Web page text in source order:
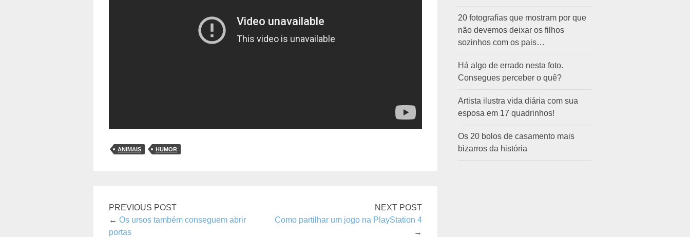
ANIMAIS HUMOR
PREVIOUS POST
← Os ursos também conseguem abrir
portas
NEXT POST
Como partilhar um jogo na PlayStation 4
→
20 fotografias que mostram por que
não devemos deixar os filhos
sozinhos com os pais…
Há algo de errado nesta foto.
Consegues perceber o quê?
Artista ilustra vida diária com sua
esposa em 17 quadrinhos!
Os 20 bolos de casamento mais
bizarros da história